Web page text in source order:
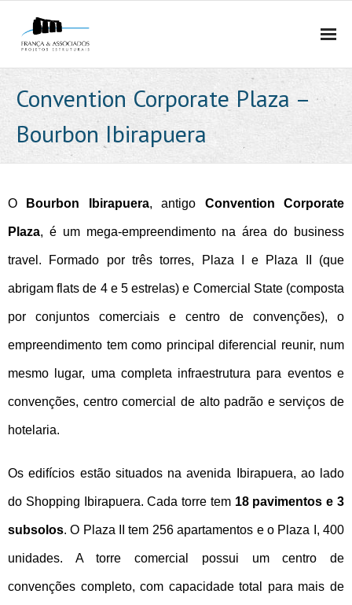
QUEM SOMOS
- EMPRESA
- EQUIPE
- PRÊMIOS E PUBLICAÇÕES
PROJETOS ESTRUTURAIS
NOVIDADES
NEWSLETTER
Convention Corporate Plaza –
Bourbon Ibirapuera
O Bourbon Ibirapuera, antigo Convention Corporate
Plaza, é um mega-empreendimento na área do business
travel. Formado por três torres, Plaza I e Plaza II (que
abrigam flats de 4 e 5 estrelas) e Comercial State (composta
por conjuntos comerciais e centro de convenções), o
empreendimento tem como principal diferencial reunir, num
mesmo lugar, uma completa infraestrutura para eventos e
convenções, centro comercial de alto padrão e serviços de
hotelaria.
Os edifícios estão situados na avenida Ibirapuera, ao lado
do Shopping Ibirapuera. Cada torre tem 18 pavimentos e 3
subsolos. O Plaza II tem 256 apartamentos e o Plaza I, 400
unidades. A torre comercial possui um centro de
convenções completo, com capacidade total para mais de